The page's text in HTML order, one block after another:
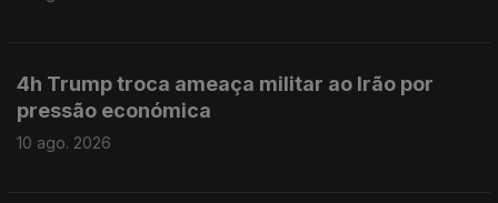
4h Trump troca ameaça militar ao Irão por
pressão económica
10 ago. 2026